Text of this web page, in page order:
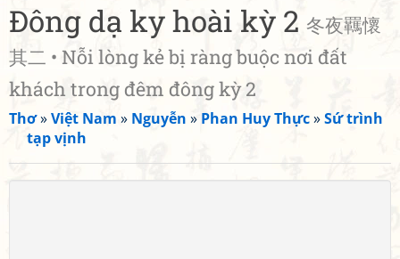
Đông dạ ky hoài kỳ 2 冬夜羈懷
其二 • Nỗi lòng kẻ bị ràng buộc nơi đất
khách trong đêm đông kỳ 2
Thơ»Việt Nam » Nguyễn » Phan Huy Thực»Sứ trình
tạp vịnh